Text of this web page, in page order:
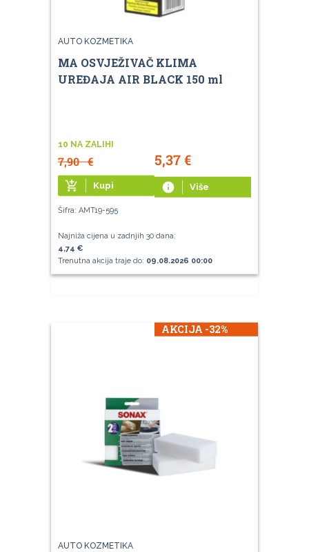
AUTO KOZMETIKA
MA OSVJEŽIVAČ KLIMA
UREĐAJA AIR BLACK 150 ml
10 NA ZALIHI
7,90€ 5,37€
add_shopping_cart Kupi info Više
Šifra: AMT19-595
Najniža cijena u zadnjih 30 dana:
4,74 €
Trenutna akcija traje do: 09.08.2026 00:00
AKCIJA -32%
AUTO KOZMETIKA